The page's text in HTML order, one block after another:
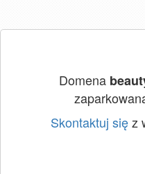
Domena
Skontaktuj sięz